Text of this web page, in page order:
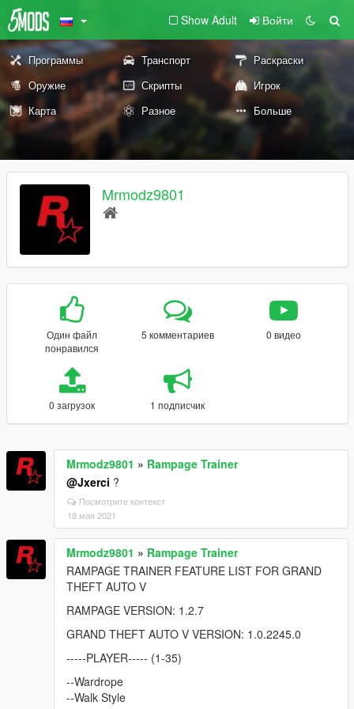
Show Adult Войти
Программы Транспорт
Раскраски
Оружие
Скрипты
Игрок
Карта
Разное Больше
Mrmodz9801
Один файл
понравился
5 комментариев 0 видео
0 загрузок 1 подписчик
Mrmodz9801 » Rampage Trainer
@Jxerci ?
Посмотрите контекст
18 мая 2021
Mrmodz9801 » Rampage Trainer
RAMPAGE TRAINER FEATURE LIST FOR GRAND
THEFT AUTO V
RAMPAGE VERSION: 1.2.7
GRAND THEFT AUTO V VERSION: 1.0.2245.0
-----PLAYER----- (1-35)
--Wardrope
--Walk Style